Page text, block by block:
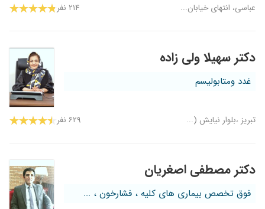
عباسی، انتهای خیابان... ۲۱۴ نفر
دکتر سهیلا ولی زاده
غدد ومتابولیسم
تبریز ،بلوار نیایش (... ۶۲۹ نفر
دکتر مصطفی اصغریان
فوق تخصص بیماری های کلیه ، فشارخون ، ...